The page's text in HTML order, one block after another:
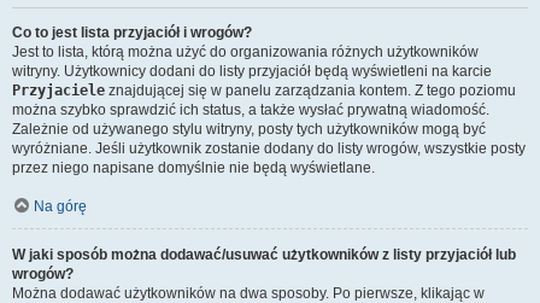
Co to jest lista przyjaciół i wrogów?
Jest to lista, którą można użyć do organizowania różnych użytkowników
witryny. Użytkownicy dodani do listy przyjaciół będą wyświetleni na karcie
Przyjaciele znajdującej się w panelu zarządzania kontem. Z tego poziomu
można szybko sprawdzić ich status, a także wysłać prywatną wiadomość.
Zależnie od używanego stylu witryny, posty tych użytkowników mogą być
wyróżniane. Jeśli użytkownik zostanie dodany do listy wrogów, wszystkie posty
przez niego napisane domyślnie nie będą wyświetlane.
Na górę
W jaki sposób można dodawać/usuwać użytkowników z listy przyjaciół lub
wrogów?
Można dodawać użytkowników na dwa sposoby. Po pierwsze, klikając w